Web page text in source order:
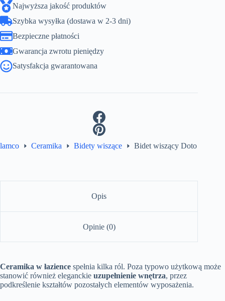
Najwyższa jakość produktów
Szybka wysyłka (dostawa w 2-3 dni)
Bezpieczne płatności
Gwarancja zwrotu pieniędzy
Satysfakcja gwarantowana
lamco Ceramika Bidety wiszące Bidet wiszący Doto
Opis
Opinie (0)
Ceramika w łazience spełnia kilka ról. Poza typowo użytkową może
stanowić również eleganckie uzupełnienie wnętrza, przez
podkreślenie kształtów pozostałych elementów wyposażenia.